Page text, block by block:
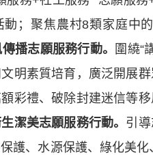
動；聚焦農村8類家庭中
播志願服務行動。
圍繞“
明素質培育，廣泛開展
彩禮、破除封建迷信等
潔美志願服務行動。 引
護、水源保護、綠化美化